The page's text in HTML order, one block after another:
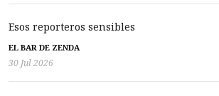
Esos reporteros sensibles
EL BAR DE ZENDA
30 Jul 2026